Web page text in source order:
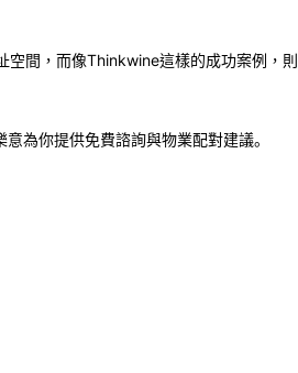
空間，而像Thinkwine這樣的成功案例，
意為你提供免費諮詢與物業配對建議。